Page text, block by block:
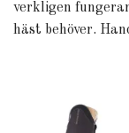
verkligen
häst behöver.